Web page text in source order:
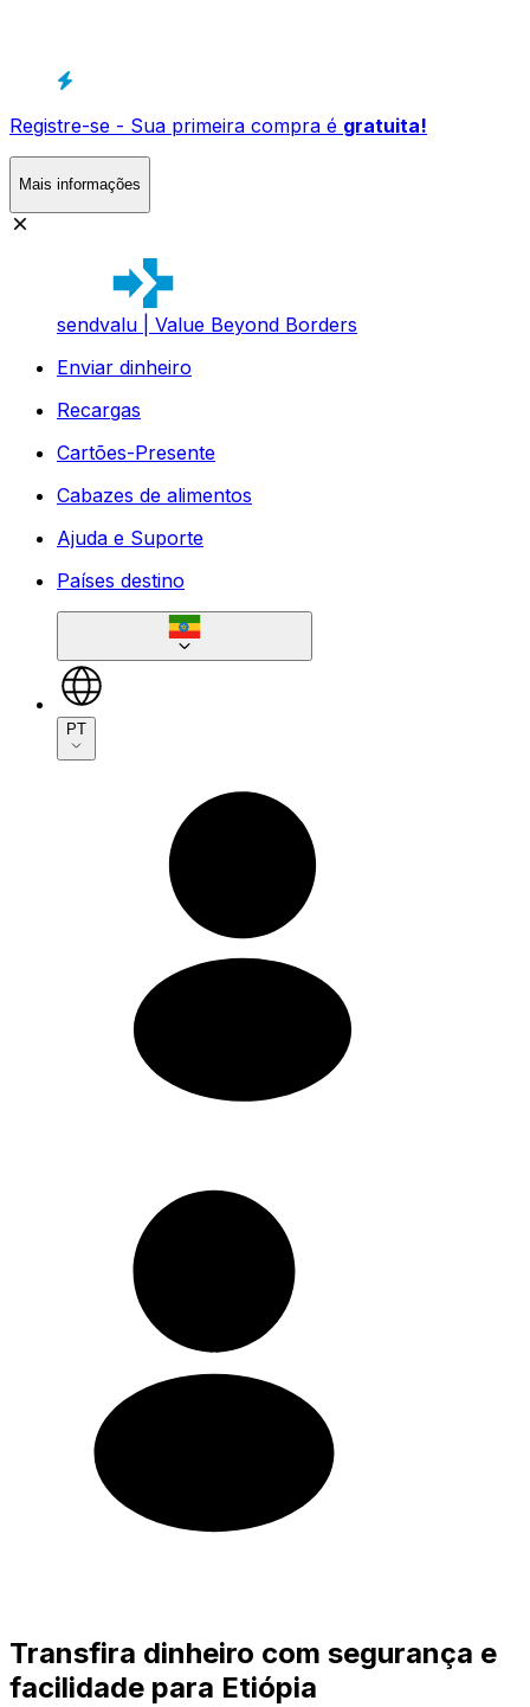
Registre-se - Sua primeira compra é gratuita!
Mais informações
sendvalu | Value Beyond Borders
Enviar dinheiro
Recargas
Cartões-Presente
Cabazes de alimentos
Ajuda e Suporte
Países destino
PT
Transfira dinheiro com segurança e
facilidade para Etiópia